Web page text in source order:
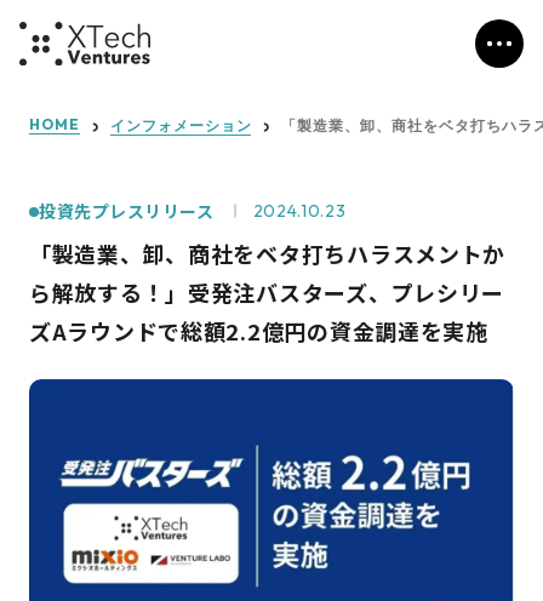
HOME インフォメーション 「製造業、卸、商社をベタ打ちハ
投資先プレスリリース 2024.10.23
「製造業、卸、商社をベタ打ちハラスメントか
ら解放する！」受発注バスターズ、プレシリー
ズAラウンドで総額2.2億円の資金調達を実施